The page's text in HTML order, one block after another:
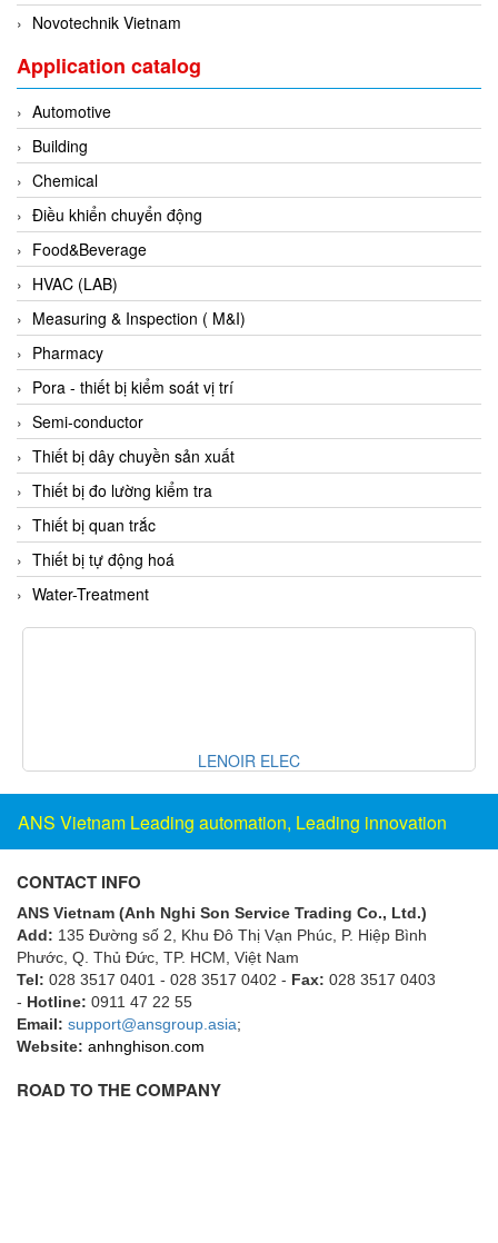
FDM/ F.lli Della Marca Srl
Felm
FESTO
FHF (EATON Crouse-Hinds)
Fife/ Maxcess
Fimet
Fine Suntronix
FineTek
Finna Sensors Vietnam
Fireye
Fischer
Fisher
FISO Vietnam
FLENDER
Flexaust
Flexim
FLIR
Flowline
Flow-Mon
Flowserve
Fluke Process Instruments Vietnam
FMS Vietnam
FOKO / Wintriss
Fomotech Vietnam
Forbes Marshall
FORNEY
Fortex
Novotechnik Vietnam
Application catalog
Automotive
Building
Chemical
Điều khiển chuyển động
Food&Beverage
HVAC (LAB)
Measuring & Inspection ( M&I)
Pharmacy
Pora - thiết bị kiểm soát vị trí
Semi-conductor
Thiết bị dây chuyền sản xuất
Thiết bị đo lường kiểm tra
Thiết bị quan trắc
Thiết bị tự động hoá
Water-Treatment
Cipriani PHE
ANS Vietnam Leading automation, Leading innovation
CONTACT INFO
ANS Vietnam (Anh Nghi Son Service Trading Co., Ltd.)
Add: 135 Đường số 2, Khu Đô Thị Vạn Phúc, P. Hiệp Bình
Phước, Q. Thủ Đức, TP. HCM , Việt Nam
Tel: 028 3517 0401 - 028 3517 0402 - Fax: 028 3517 0403
- Hotline: 0911 47 22 55
Email: support@ansgroup.asia;
Website: anhnghison.com
ROAD TO THE COMPANY